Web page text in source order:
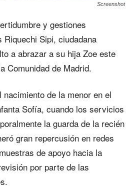
Screenshot
y gestiones
Sipi, ciudadana
a abrazar a su hija Zoe este
Comunidad de Madrid.
de la menor en el
Sofía, cuando los servicios
la guarda de la recién
gran repercusión en redes
de apoyo hacia la
por parte de las